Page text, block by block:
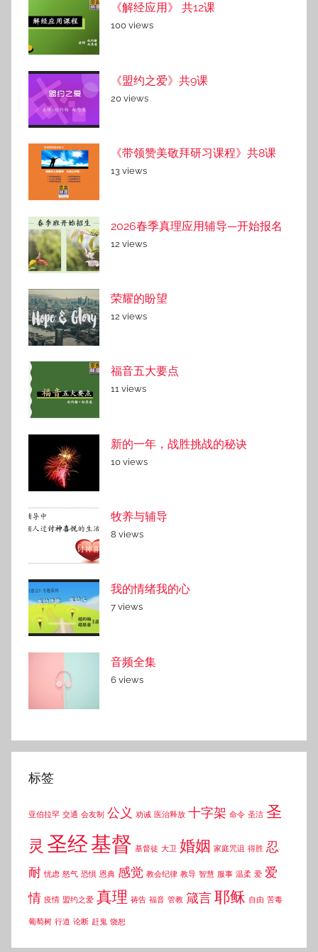
《解经应用》 共12课
100 views
《盟约之爱》共9课
20 views
《带领赞美敬拜研习课程》共8课
13 views
2026春季真理应用辅导—开始报名
12 views
荣耀的盼望
12 views
福音五大要点
11 views
新的一年，战胜挑战的秘诀
10 views
牧养与辅导
8 views
我的情绪我的心
7 views
音频全集
6 views
标签
亚伯拉罕 交通 会友制 公义 劝诫 医治释放 十字架 命令 圣洁 圣
灵 圣经基督 基督徒 大卫 婚姻 家庭咒诅 得胜 忍
耐 忧虑 怒气 恐惧 恩典 感觉 教会纪律 教导 智慧 服事 温柔 爱 爱
情 疫情 盟约之爱 真理 祷告 福音 管教 箴言耶稣 自由 苦毒
葡萄树 行道 论断 赶鬼 饶恕